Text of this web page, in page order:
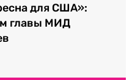
для США»:
главы МИД